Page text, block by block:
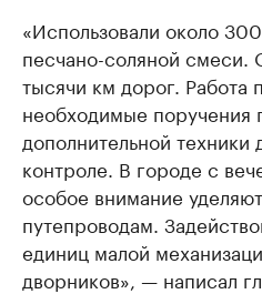
«Использовали около
песчано-соляной смеси.
тысячи км дорог. Работа
необходимые поручения
дополнительной
контроле. В городе с
особое внимание
путепроводам.
единиц малой
дворников», — написал